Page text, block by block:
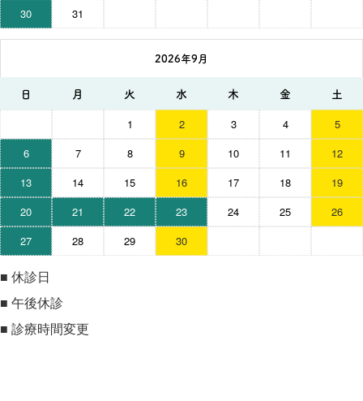
30
31
2026年9月
日 月 火 水 木 金 土
1 2 3 4
5
6
7 8 9 10 11
12
13
14 15 16 17 18
19
20
21 22 23 24 25
26
27
28 29 30
■ 休診日
■ 午後休診
■ 診療時間変更